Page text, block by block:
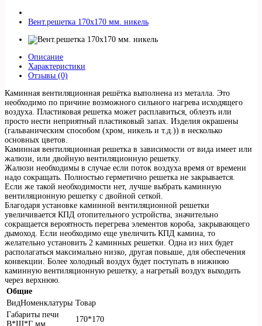
Вент.решетка 170х170 мм. никель
Описание
Характеристики
Отзывы (0)
Каминная вентиляционная решётка выполнена из металла. Это
необходимо по причине возможного сильного нагрева исходящего
воздуха. Пластиковая решетка может расплавиться, облезть или
просто нести неприятный пластиковый запах. Изделия окрашены
(гальваническим способом (хром, никель и т.д.)) в несколько
основных цветов.
Каминная вентиляционная решетка в зависимости от вида имеет или
жалюзи, или двойную вентиляционную решетку.
Жалюзи необходимы в случае если поток воздуха время от времени
надо сокращать. Полностью герметично решетка не закрывается.
Если же такой необходимости нет, лучше выбрать каминную
вентиляционную решетку с двойной сеткой.
Благодаря установке каминной вентиляционной решетки
увеличивается КПД отопительного устройства, значительно
сокращается вероятность перегрева элементов короба, закрывающего
дымоход. Если необходимо еще увеличить КПД камина, то
желательно установить 2 каминных решетки. Одна из них будет
располагаться максимально низко, другая повыше, для обеспечения
конвекции. Более холодный воздух будет поступать в нижнюю
каминную вентиляционную решетку, а нагретый воздух выходить
через верхнюю.
Общие
ВидНоменклатуры Товар
Габариты печи
В*Ш*Г мм
170*170